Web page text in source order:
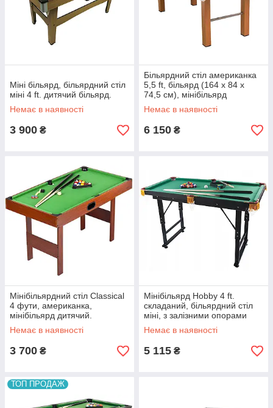
Міні більярд, більярдний стіл
міні 4 ft. дитячий більярд.
Немає в наявності
3 900 ₴
Більярдний стіл американка
5,5 ft, більярд (164 x 84 x
74,5 см), мінібільярд
Немає в наявності
6 150 ₴
Мінібільярдний стіл Classical
4 фути, американка,
мінібільярд дитячий.
Немає в наявності
3 700 ₴
Мінібільярд Hobby 4 ft.
складаний, більярдний стіл
міні, з залізними опорами
Немає в наявності
5 115 ₴
ТОП ПРОДАЖ